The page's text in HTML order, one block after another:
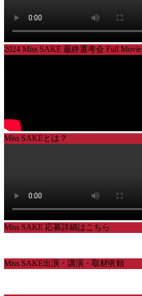
2024 Miss SAKE 最終選考会 Full Movie
Miss SAKEとは？
Miss SAKE 応募詳細はこちら
Miss SAKE出演・講演・取材依頼